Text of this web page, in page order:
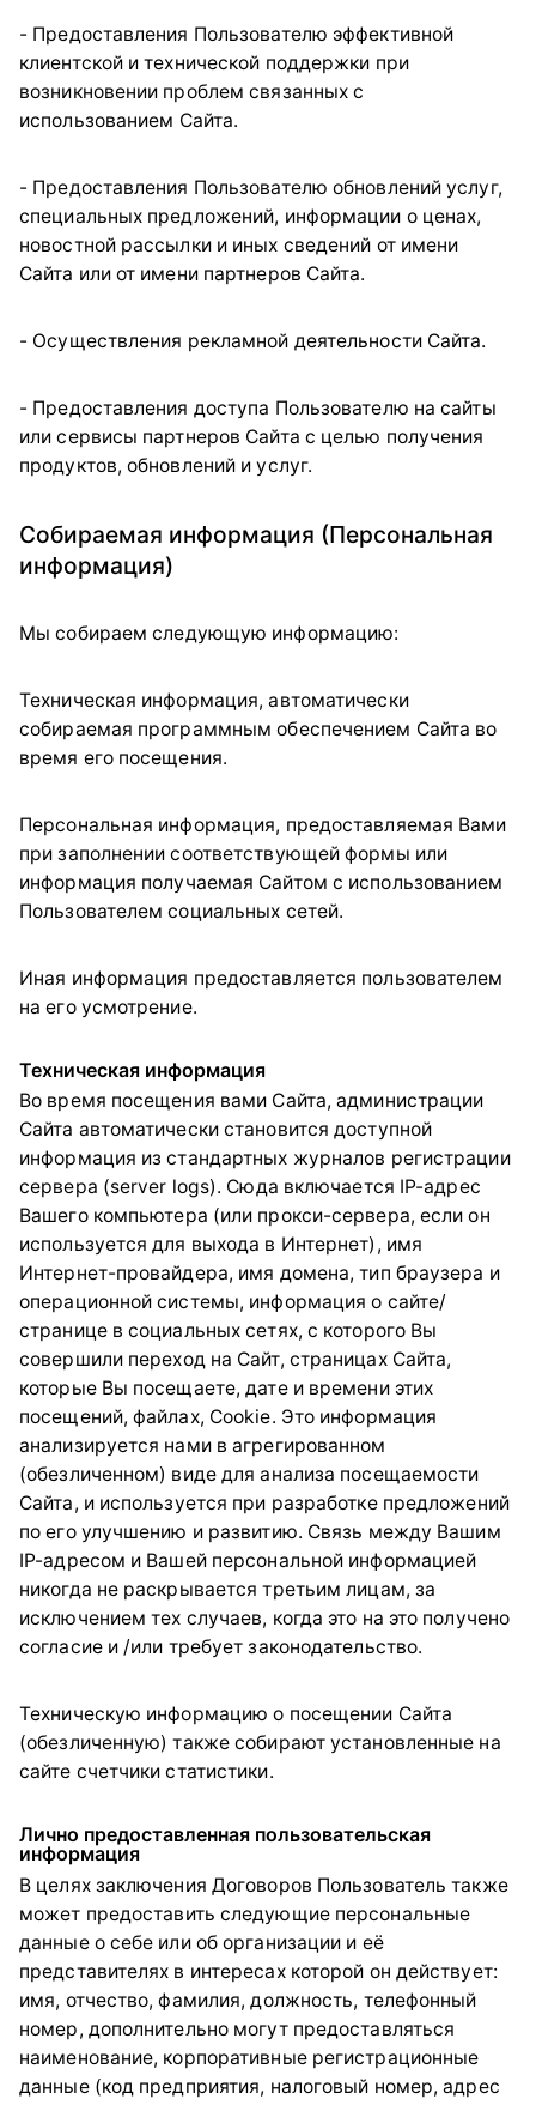
- Предоставления Пользователю эффективной
клиентской и технической поддержки при
возникновении проблем связанных с
использованием Сайта.
- Предоставления Пользователю обновлений услуг,
специальных предложений, информации о ценах,
новостной рассылки и иных сведений от имени
Сайта или от имени партнеров Сайта.
- Осуществления рекламной деятельности Сайта.
- Предоставления доступа Пользователю на сайты
или сервисы партнеров Сайта с целью получения
продуктов, обновлений и услуг.
Собираемая информация (Персональная
информация)
Мы собираем следующую информацию:
Техническая информация, автоматически
собираемая программным обеспечением Сайта во
время его посещения.
Персональная информация, предоставляемая Вами
при заполнении соответствующей формы или
информация получаемая Сайтом с использованием
Пользователем социальных сетей.
Иная информация предоставляется пользователем
на его усмотрение.
Техническая информация
Во время посещения вами Сайта, администрации
Сайта автоматически становится доступной
информация из стандартных журналов регистрации
сервера (server logs). Сюда включается IP-адрес
Вашего компьютера (или прокси-сервера, если он
используется для выхода в Интернет), имя
Интернет-провайдера, имя домена, тип браузера и
операционной системы, информация о сайте/
странице в социальных сетях, с которого Вы
совершили переход на Сайт, страницах Сайта,
которые Вы посещаете, дате и времени этих
посещений, файлах, Cookie. Это информация
анализируется нами в агрегированном
(обезличенном) виде для анализа посещаемости
Сайта, и используется при разработке предложений
по его улучшению и развитию. Связь между Вашим
IP-адресом и Вашей персональной информацией
никогда не раскрывается третьим лицам, за
исключением тех случаев, когда это на это получено
согласие и /или требует законодательство.
Техническую информацию о посещении Сайта
(обезличенную) также собирают установленные на
сайте счетчики статистики.
Лично предоставленная пользовательская
информация
В целях заключения Договоров Пользователь также
может предоставить следующие персональные
данные о себе или об организации и её
представителях в интересах которой он действует:
имя, отчество, фамилия, должность, телефонный
номер, дополнительно могут предоставляться
наименование, корпоративные регистрационные
данные (код предприятия, налоговый номер, адрес